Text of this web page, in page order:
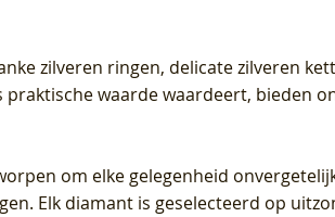
zilveren ringen, delicate zilveren
waarde waardeert, bieden
om elke gelegenheid
Elk diamant is geselecteerd op